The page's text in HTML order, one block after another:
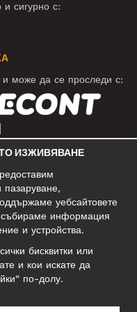
сигурно с:
и може да се проследи с:
Tallinn
ИЗЖИВЯВАНЕ
пазаруване,
уебсайтовете
събираме информация
и устройства.
бисквитки или
и кои искате да
по-долу.